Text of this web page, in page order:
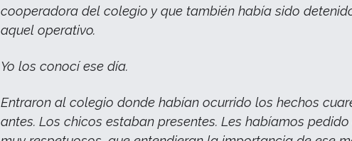
cooperadora del colegio y que también había sido
aquel operativo.
Yo los conocí ese día.
Entraron al colegio donde habían ocurrido los hechos
antes. Los chicos estaban presentes. Les habíamos